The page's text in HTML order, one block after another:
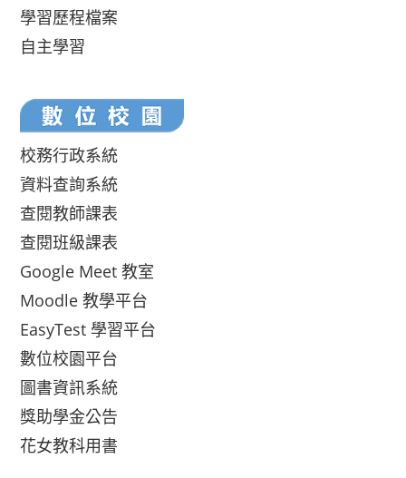
學習歷程檔案
自主學習
校務行政系統
資料查詢系統
查閱教師課表
查閱班級課表
Google Meet 教室
Moodle 教學平台
EasyTest 學習平台
數位校園平台
圖書資訊系統
獎助學金公告
花女教科用書